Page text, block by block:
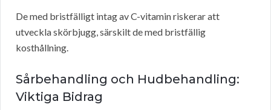
De med bristfälligt intag av C-vitamin riskerar att
utveckla skörbjugg, särskilt de med bristfällig
kosthållning.
Sårbehandling och Hudbehandling:
Viktiga Bidrag